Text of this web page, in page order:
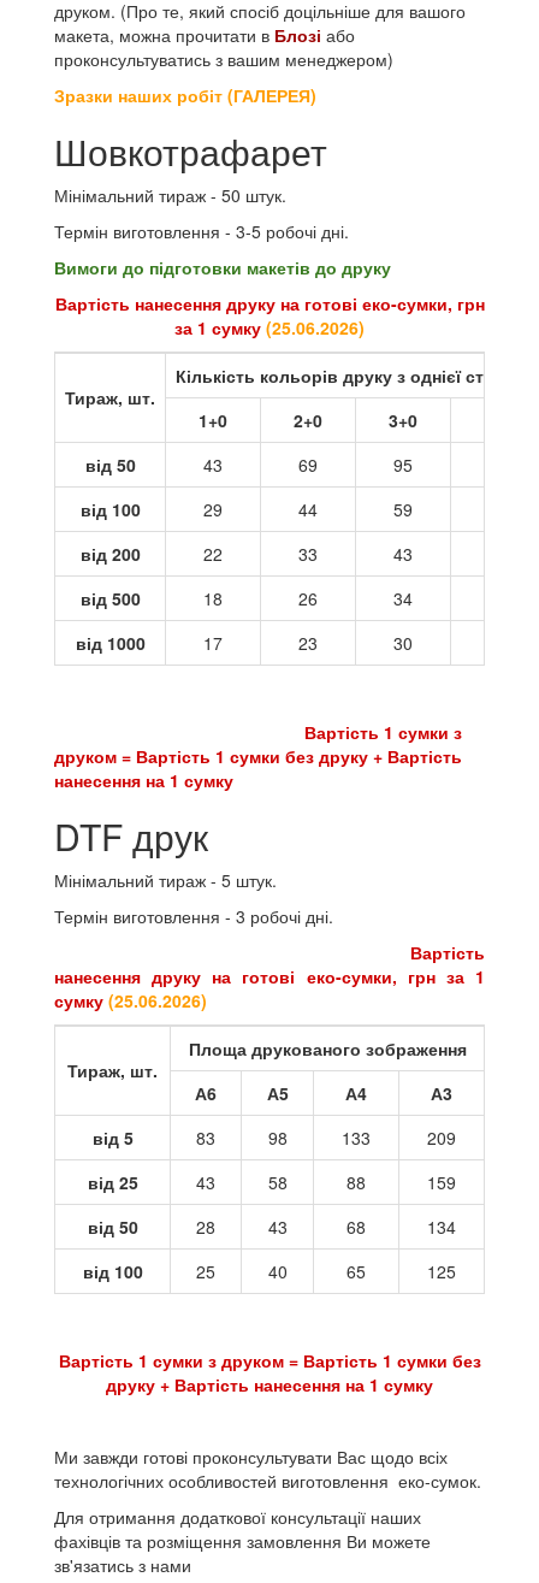
друком. (Про те, який спосіб доцільніше для вашого
макета, можна прочитати в Блозі або
проконсультуватись з вашим менеджером)
Зразки наших робіт (ГАЛЕРЕЯ)
Шовкотрафарет
Мінімальний тираж - 50 штук.
Термін виготовлення - 3-5 робочі дні.
Вимоги до підготовки макетів до друку
Вартість нанесення друку на готові еко-сумки, грн
за 1 сумку (25.06.2026)
Тираж, шт.
Кількість кольорів друку з однієї сторони
1+0
2+0 3+0
від 50
43 69 95
від 100
29 44 59
від 200
22 33 43
від 500
18 26 34
від 1000
17 23 30
Вартість 1 сумки з
друком = Вартість 1 сумки без друку + Вартість
нанесення на 1 сумку
DTF друк
Мінімальний тираж - 5 штук.
Термін виготовлення - 3 робочі дні.
Вартість
нанесення друку на готові еко-сумки, грн за 1
сумку (25.06.2026)
Тираж, шт.
Площа друкованого зображення
А6
А5 А4
А3
від 5
83 98 133
209
від 25
43 58 88
159
від 50
28 43 68
134
від 100
25 40 65 125
Вартість 1 сумки з друком = Вартість 1 сумки без
друку + Вартість нанесення на 1 сумку
Ми завжди готові проконсультувати Вас щодо всіх
технологічних особливостей виготовлення еко-сумок.
Для отримання додаткової консультації наших
фахівців та розміщення замовлення Ви можете
зв'язатись з нами